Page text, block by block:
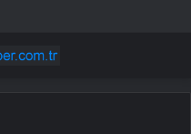
ışık tutacak